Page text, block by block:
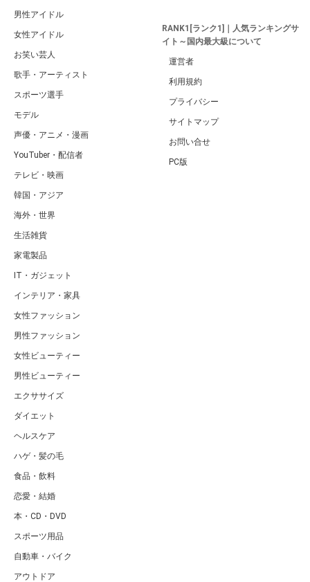
男性アイドル
女性アイドル
お笑い芸人
歌手・アーティスト
スポーツ選手
モデル
声優・アニメ・漫画
YouTuber・配信者
テレビ・映画
韓国・アジア
海外・世界
生活雑貨
家電製品
IT・ガジェット
インテリア・家具
女性ファッション
男性ファッション
女性ビューティー
男性ビューティー
エクササイズ
ダイエット
ヘルスケア
ハゲ・髪の毛
食品・飲料
恋愛・結婚
本・CD・DVD
スポーツ用品
自動車・バイク
アウトドア
RANK1[ランク1]｜人気ランキングサ
イト～国内最大級について
運営者
利用規約
プライバシー
サイトマップ
お問い合せ
PC版